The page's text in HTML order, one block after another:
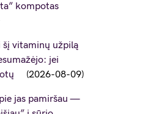
kompotas
šį vitaminų užpilą
jei
2026-08-09
jas pamiršau —